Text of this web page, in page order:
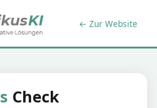
← Zur Website
Check